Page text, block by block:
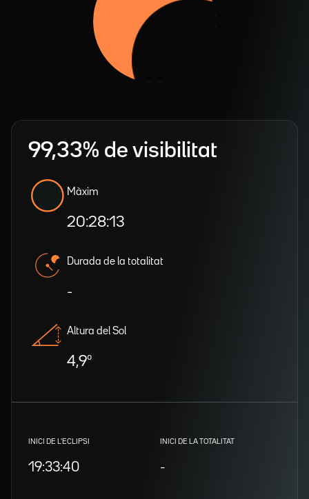
99,33% de visibilitat
Màxim
20:28:13
Durada de la totalitat
-
Altura del Sol
4,9º
INICI DE L'ECLIPSI
19:33:40
INICI DE LA TOTALITAT
-